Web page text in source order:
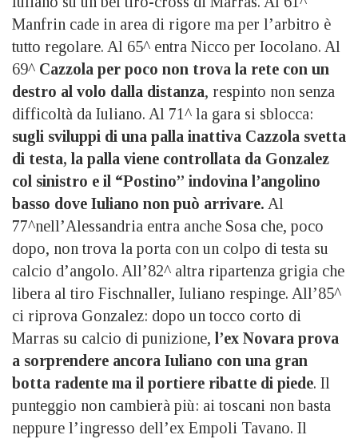
Manfrin cade in area di rigore ma per l’arbitro è
tutto regolare. Al 65^ entra Nicco per Iocolano. Al
69^ Cazzola per poco non trova la rete con un
destro al volo dalla distanza, respinto non senza
difficoltà da Iuliano. Al 71^ la gara si sblocca:
sugli sviluppi di una palla inattiva Cazzola svetta
di testa, la palla viene controllata da Gonzalez
col sinistro e il “Postino” indovina l’angolino
basso dove Iuliano non può arrivare. Al
77^nell’Alessandria entra anche Sosa che, poco
dopo, non trova la porta con un colpo di testa su
calcio d’angolo. All’82^ altra ripartenza grigia che
libera al tiro Fischnaller, Iuliano respinge. All’85^
ci riprova Gonzalez: dopo un tocco corto di
Marras su calcio di punizione, l’ex Novara prova
a sorprendere ancora Iuliano con una gran
botta radente ma il portiere ribatte di piede. Il
punteggio non cambierà più: ai toscani non basta
neppure l’ingresso dell’ex Empoli Tavano. Il